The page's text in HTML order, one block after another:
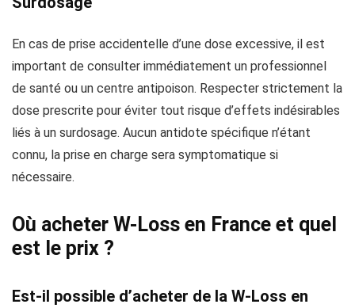
En cas de prise accidentelle d’une dose excessive, il est
important de consulter immédiatement un professionnel
de santé ou un centre antipoison. Respecter strictement la
dose prescrite pour éviter tout risque d’effets indésirables
liés à un surdosage. Aucun antidote spécifique n’étant
connu, la prise en charge sera symptomatique si
nécessaire.
Où acheter W-Loss en France et quel
est le prix ?
Est-il possible d’acheter de la W-Loss en